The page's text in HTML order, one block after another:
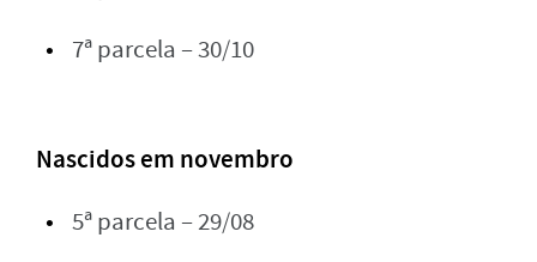
7ª parcela – 30/10
Nascidos em novembro
5ª parcela – 29/08